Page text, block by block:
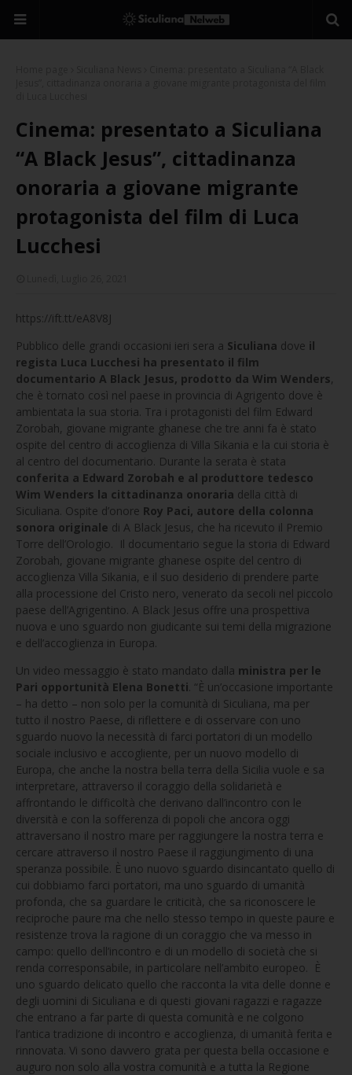
Cinema: presentato a Siculiana
“A Black Jesus”, cittadinanza
onoraria a giovane migrante
protagonista del film di Luca
Lucchesi
https://ift.tt/eA8V8J
Pubblico delle grandi occasioni ieri sera a Siculiana dove il
regista Luca Lucchesi ha presentato il film
documentario A Black Jesus, prodotto da Wim Wenders,
che è tornato così nel paese in provincia di Agrigento dove è
ambientata la sua storia. Tra i protagonisti del film Edward
Zorobah, giovane migrante ghanese che tre anni fa è stato
ospite del centro di accoglienza di Villa Sikania e la cui storia è
al centro del documentario. Durante la serata è stata
conferita a Edward Zorobah e al produttore tedesco
Wim Wenders la cittadinanza onoraria della città di
Siculiana. Ospite d’onore Roy Paci, autore della colonna
sonora originale di A Black Jesus, che ha ricevuto il Premio
Torre dell’Orologio. Il documentario segue la storia di Edward
Zorobah, giovane migrante ghanese ospite del centro di
accoglienza Villa Sikania, e il suo desiderio di prendere parte
alla processione del Cristo nero, venerato da secoli nel piccolo
paese dell’Agrigentino. A Black Jesus offre una prospettiva
nuova e uno sguardo non giudicante sui temi della migrazione
e dell’accoglienza in Europa.
Un video messaggio è stato mandato dalla ministra per le
Pari opportunità Elena Bonetti. “È un’occasione importante
– ha detto – non solo per la comunità di Siculiana, ma per
tutto il nostro Paese, di riflettere e di osservare con uno
sguardo nuovo la necessità di farci portatori di un modello
sociale inclusivo e accogliente, per un nuovo modello di
Europa, che anche la nostra bella terra della Sicilia vuole e sa
interpretare, attraverso il coraggio della solidarietà e
affrontando le difficoltà che derivano dall’incontro con le
diversità e con la sofferenza di popoli che ancora oggi
attraversano il nostro mare per raggiungere la nostra terra e
cercare attraverso il nostro Paese il raggiungimento di una
speranza possibile. È uno nuovo sguardo disincantato quello di
cui dobbiamo farci portatori, ma uno sguardo di umanità
profonda, che sa guardare le criticità, che sa riconoscere le
reciproche paure ma che nello stesso tempo in queste paure e
resistenze trova la ragione di un coraggio che va messo in
campo: quello dell’incontro e di un modello di società che si
renda corresponsabile, in particolare nell’ambito europeo. È
uno sguardo delicato quello che racconta la vita delle donne e
degli uomini di Siculiana e di questi giovani ragazzi e ragazze
che entrano a far parte di questa comunità e ne colgono
l’antica tradizione di incontro e accoglienza, di umanità ferita e
rinnovata. Vi sono davvero grata per questa bella occasione e
auguro non solo alla vostra comunità e a tutta la Regione